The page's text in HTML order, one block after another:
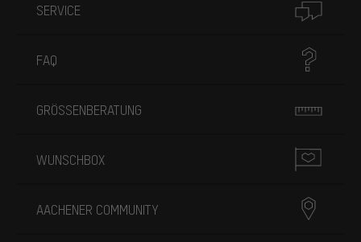
SERVICE
FAQ
GRÖSSENBERATUNG
WUNSCHBOX
AACHENER COMMUNITY